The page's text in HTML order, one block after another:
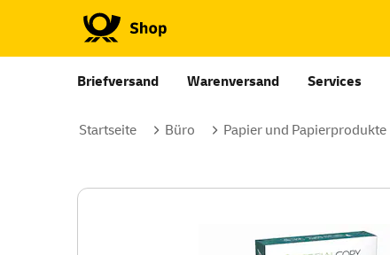
Briefversand Warenversand Services
Startseite Büro Papier und Papierprodukte